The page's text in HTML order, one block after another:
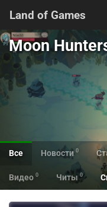
Land of Games
Moon
Все Новости 0
Видео 0 Читы 0